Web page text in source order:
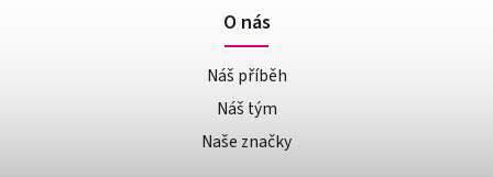
O nás
Náš příběh
Náš tým
Naše značky